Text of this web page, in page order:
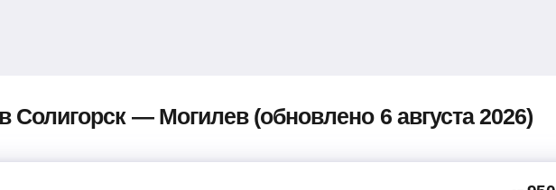
Солигорск — Могилев (обновлено 6 августа 2026)